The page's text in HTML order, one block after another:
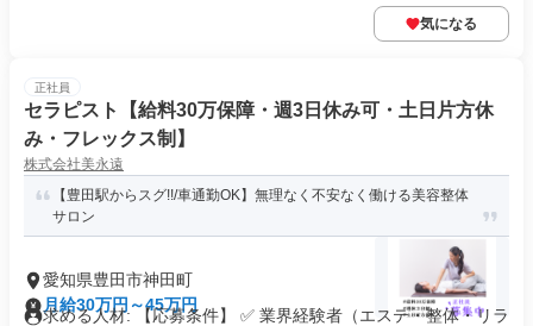
気になる
正社員
セラピスト【給料30万保障・週3日休み可・土日片方休
み・フレックス制】
株式会社美永遠
【豊田駅からスグ!!/車通勤OK】無理なく不安なく働ける美容整体
サロン
愛知県豊田市神田町
月給30万円～45万円
求める人材: 【応募条件】 ✅ 業界経験者（エステ・整体・リラ